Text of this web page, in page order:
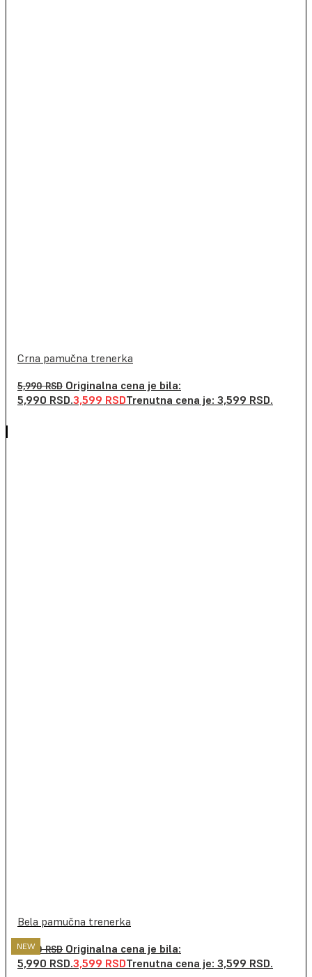
NEW
NEW
NEW
NEW
NEW
Crna pamučna trenerka
5,990RSD Originalna cena je bila:
5,990 RSD.3,599 RSDTrenutna cena je: 3,599 RSD.
NEW
Bela pamučna trenerka
5,990RSD Originalna cena je bila:
5,990 RSD.3,599 RSDTrenutna cena je: 3,599 RSD.
NEW
NEW
NEW